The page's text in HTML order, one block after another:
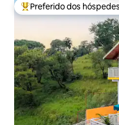
Entre os melhores
Preferido dos hóspedes